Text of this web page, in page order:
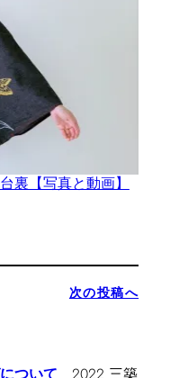
裏【写真と動画】
次の投稿へ
ついて 2022 三築